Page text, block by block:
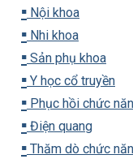
▪️ Nội khoa
▪️ Nhi khoa
▪️ Sản phụ khoa
▪️ Y học cổ truyền
▪️ Phục hồi chức
▪️ Điện quang
▪️ Thăm dò chức